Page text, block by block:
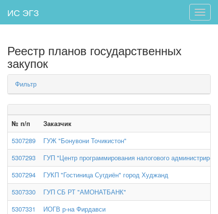
Toggle
ИС ЭГЗ
Реестр планов государственных
закупок
Фильтр
№ п/п
Заказчик
5307289
ГУЖ "Бонувони Точикистон"
5307293
ГУП "Центр программирования налогового
5307294
ГУКП "Гостиница Сугдиён" город Худжанд
5307330
ГУП СБ РТ "АМОНАТБАНК"
5307331
ИОГВ р-на Фирдавси